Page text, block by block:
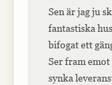
Sen är jag ju
fantastiska
bifogat ett
Ser fram
synka